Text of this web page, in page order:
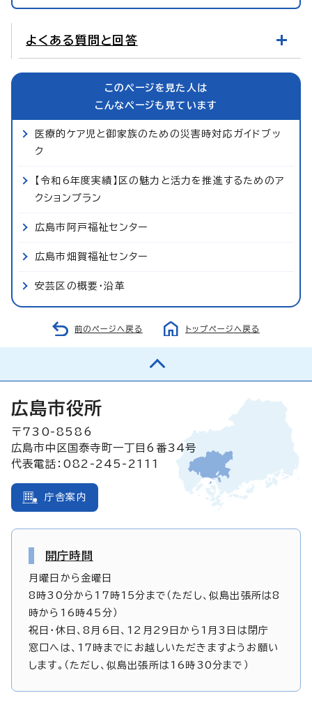
よくある質問と回答
このページを見た人は
こんなページも見ています
医療的ケア児と御家族のための災害時対応ガイドブッ
ク
【令和6年度実績】区の魅力と活力を推進するためのア
クションプラン
広島市阿戸福祉センター
広島市畑賀福祉センター
安芸区の概要・沿革
前のページへ戻る トップページへ戻る
広島市役所
〒730-8586
広島市中区国泰寺町一丁目6番34号
代表電話：082-245-2111
庁舎案内
開庁時間
月曜日から金曜日
8時30分から17時15分まで（ただし、似島出張所は8
時から16時45分）
祝日・休日、8月6日、12月29日から1月3日は閉庁
窓口へは、17時までにお越しいただきますようお願い
します。（ただし、似島出張所は16時30分まで）